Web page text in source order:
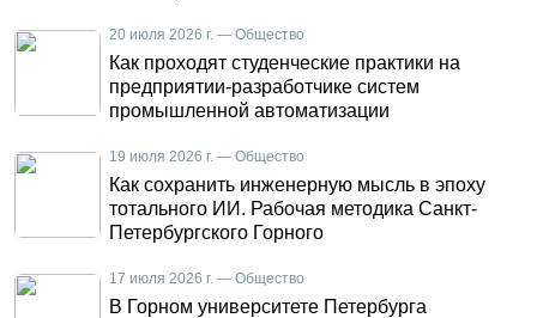
20 июля 2026 г. — Общество
Как проходят студенческие практики на
предприятии-разработчике систем
промышленной автоматизации
19 июля 2026 г. — Общество
Как сохранить инженерную мысль в эпоху
тотального ИИ. Рабочая методика Санкт-
Петербургского Горного
17 июля 2026 г. — Общество
В Горном университете Петербурга